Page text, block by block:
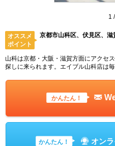
1 /
オススメ
ポイント
京都市山科区、伏見区、
山科は京都・大阪・滋賀方面にアクセ
探しに来られます。エイブル山科店は
かんたん！
かんたん！ オン